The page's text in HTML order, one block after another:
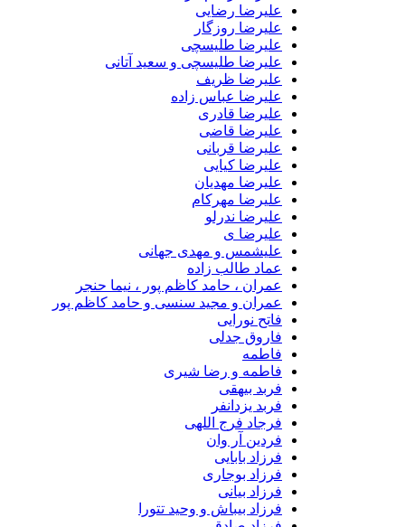
علیرضا رضایی
علیرضا روزگار
علیرضا طلیسچی
علیرضا طلیسچی و سعید آتانی
علیرضا ظریف
علیرضا عباس زاده
علیرضا قادری
علیرضا قاضی
علیرضا قربانی
علیرضا کیایی
علیرضا مهدیان
علیرضا مهرکام
علیرضا ندرلو
علیرضا ی
علیشمس و مهدی جهانی
عماد طالب زاده
عمران ، حامد کاظم پور ، نیما حنجر
عمران و مجید سنسی و حامد کاظم پور
فاتح نورایی
فاروق جدلی
فاطمه
فاطمه و رضا شیری
فربد بیهقی
فربد یزدانفر
فرجاد فرج اللهی
فردین آر وان
فرزاد بابایی
فرزاد بوجاری
فرزاد بیانی
فرزاد بیباش و وحید تتورا